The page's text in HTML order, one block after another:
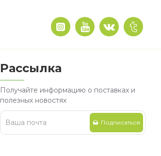
Рассылка
Получайте информацию о поставках и
полезных новостях
Подписаться